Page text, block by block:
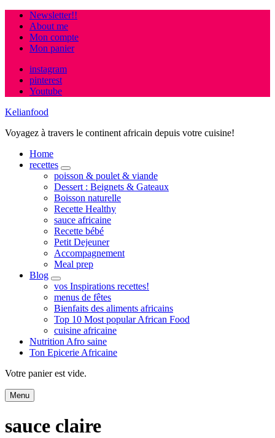
Newsletter!!
About me
Mon compte
Mon panier
instagram
pinterest
Youtube
Kelianfood
Voyagez à travers le continent africain depuis votre cuisine!
Home
recettes
expand
child
menu
poisson & poulet & viande
Dessert : Beignets & Gateaux
Boisson naturelle
Recette Healthy
sauce africaine
Recette bébé
Petit Dejeuner
Accompagnement
Meal prep
Blog
expand
child
menu
vos Inspirations recettes!
menus de fêtes
Bienfaits des aliments africains
Top 10 Most popular African Food
cuisine africaine
Nutrition Afro saine
Ton Epicerie Africaine
Search
Votre panier est vide.
Menu
sauce claire